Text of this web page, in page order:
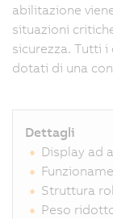
abilitazione
situazioni
sicurezza. Tutti
dotati di una
Dettagli
Display ad
Struttura
Peso